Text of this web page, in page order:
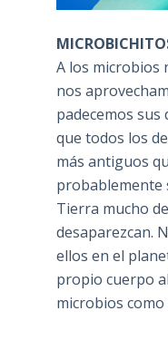
A los microbios
nos
padecemos sus
que todos los
más antiguos
probablemente
Tierra mucho
desaparezcan.
ellos en el
propio cuerpo
microbios